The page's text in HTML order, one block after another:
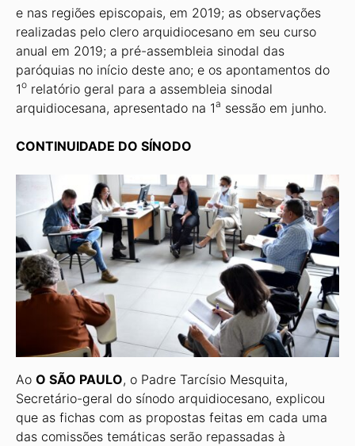
e nas regiões episcopais, em 2019; as observações
realizadas pelo clero arquidiocesano em seu curso
anual em 2019; a pré-assembleia sinodal das
paróquias no início deste ano; e os apontamentos do
1o relatório geral para a assembleia sinodal
arquidiocesana, apresentado na 1a sessão em junho.
CONTINUIDADE DO SÍNODO
Ao O SÃO PAULO, o Padre Tarcísio Mesquita,
Secretário-geral do sínodo arquidiocesano, explicou
que as fichas com as propostas feitas em cada uma
das comissões temáticas serão repassadas à